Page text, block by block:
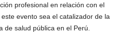
profesional en relación con el
evento sea el catalizador de la
de salud pública en el Perú.